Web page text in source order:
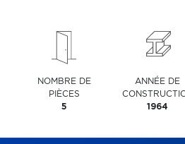
NOMBRE DE
PIÈCES
5
ANNÉE DE
1964